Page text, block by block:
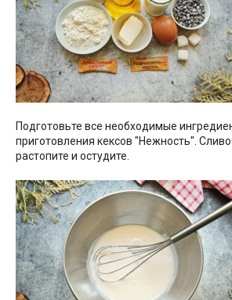
Подготовьте все необходимые
приготовления кексов "Нежность".
растопите и остудите.